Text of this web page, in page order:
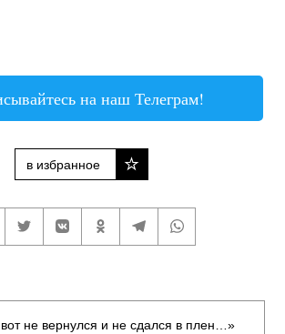
на наш Телеграм!
в избранное
не вернулся и не сдался в плен…»